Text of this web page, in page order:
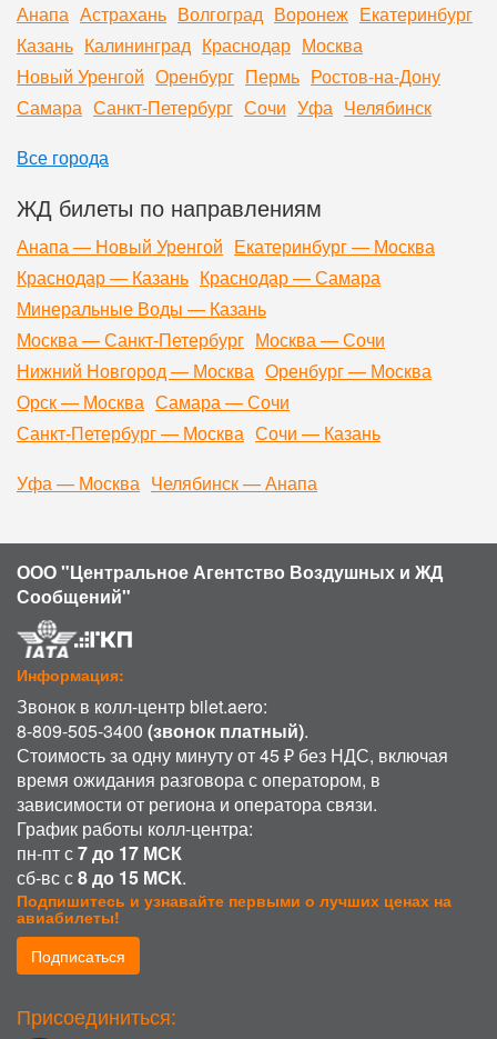
Анапа Астрахань Волгоград Воронеж Екатеринбург
Казань Калининград Краснодар Москва
Новый Уренгой Оренбург Пермь Ростов-на-Дону
Самара Санкт-Петербург Сочи Уфа Челябинск
Все города
ЖД билеты по направлениям
Анапа — Новый Уренгой Екатеринбург — Москва
Краснодар — Казань Краснодар — Самара
Минеральные Воды — Казань
Москва — Санкт-Петербург Москва — Сочи
Нижний Новгород — Москва Оренбург — Москва
Орск — Москва Самара — Сочи
Санкт-Петербург — Москва Сочи — Казань
Уфа — Москва Челябинск — Анапа
ООО "Центральное Агентство Воздушных и ЖД
Сообщений"
Информация:
Звонок в колл-центр bilet.aero:
8-809-505-3400 (звонок платный).
Стоимость за одну минуту от 45 ₽ без НДС, включая
время ожидания разговора с оператором, в
зависимости от региона и оператора связи.
График работы колл-центра:
пн-пт с7 до 17 МСК
сб-вс с8 до 15 МСК.
Подпишитесь и узнавайте первыми о лучших ценах на
авиабилеты!
Подписаться
Присоединиться:ИСПОЛЬЗОВАНИЕ COOKIE
Продолжая использовать наш сайт, вы даете согласие на обработку